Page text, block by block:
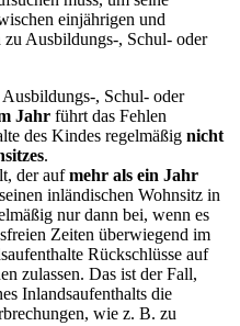
einjährigen und
zu Ausbildungs-, Schul- oder
, Schul- oder
Jahr führt das Fehlen
des Kindes regelmäßig nicht
.
der aufmehr als ein Jahr
inländischen Wohnsitz in
nur dann bei, wenn es
Zeiten überwiegend im
Rückschlüsse auf
zulassen. Das ist der Fall,
Inlandsaufenthalts die
wie z. B. zu